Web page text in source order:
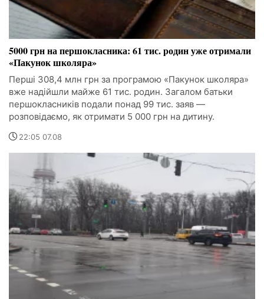
5000 грн на першокласника: 61 тис. родин уже отримали
«Пакунок школяра»
Перші 308,4 млн грн за програмою «Пакунок школяра»
вже надійшли майже 61 тис. родин. Загалом батьки
першокласників подали понад 99 тис. заяв —
розповідаємо, як отримати 5 000 грн на дитину.
22:05 07.08